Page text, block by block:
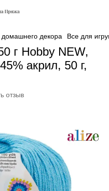
декора Все для
г Hobby NEW,
акрил, 50 г,
отзыв